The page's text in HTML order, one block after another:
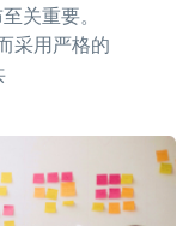
关重要。
采用严格的